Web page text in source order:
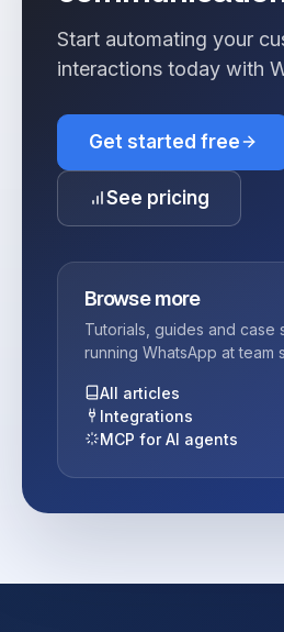
Start automating your
interactions today with
Get started free
See pricing
Browse more
Tutorials, guides and case
running WhatsApp at team
All articles
Integrations
MCP for AI agents